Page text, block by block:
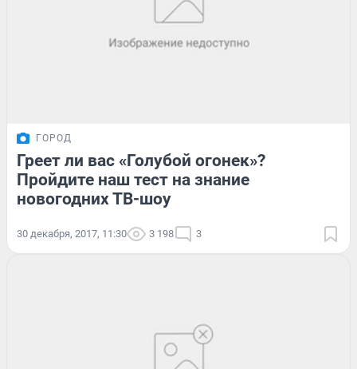
ГОРОД
Греет ли вас «Голубой огонек»?
Пройдите наш тест на знание
новогодних ТВ-шоу
30 декабря, 2017, 11:30 3 198 3